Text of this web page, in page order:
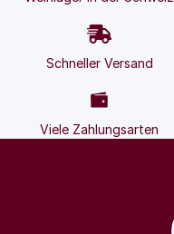
Schneller Versand
Viele Zahlungsarten